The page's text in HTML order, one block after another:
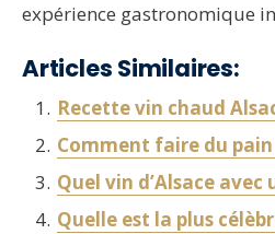
expérience gastronomique
Articles Similaires:
Recette vin chaud
Comment faire du pain
Quel vin d’Alsace
Quelle est la plus